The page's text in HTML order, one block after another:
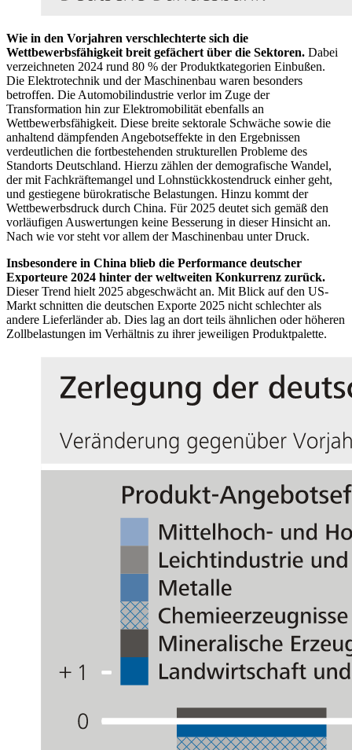
Wie in den Vorjahren verschlechterte sich die
Wettbewerbsfähigkeit breit gefächert über die Sektoren. Dabei
verzeichneten 2024 rund 80 % der Produktkategorien Einbußen.
Die Elektrotechnik und der Maschinenbau waren besonders
betroffen. Die Automobilindustrie verlor im Zuge der
Transformation hin zur Elektromobilität ebenfalls an
Wettbewerbsfähigkeit. Diese breite sektorale Schwäche sowie die
anhaltend dämpfenden Angebotseffekte in den Ergebnissen
verdeutlichen die fortbestehenden strukturellen Probleme des
Standorts Deutschland. Hierzu zählen der demografische Wandel,
der mit Fachkräftemangel und Lohnstückkostendruck einher geht,
und gestiegene bürokratische Belastungen. Hinzu kommt der
Wettbewerbsdruck durch China. Für 2025 deutet sich gemäß den
vorläufigen Auswertungen keine Besserung in dieser Hinsicht an.
Nach wie vor steht vor allem der Maschinenbau unter Druck.
Insbesondere in China blieb die Performance deutscher
Exporteure 2024 hinter der weltweiten Konkurrenz zurück.
Dieser Trend hielt 2025 abgeschwächt an. Mit Blick auf den US-
Markt schnitten die deutschen Exporte 2025 nicht schlechter als
andere Lieferländer ab. Dies lag an dort teils ähnlichen oder höheren
Zollbelastungen im Verhältnis zu ihrer jeweiligen Produktpalette.